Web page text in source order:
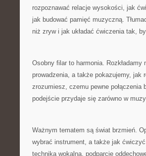
rozpoznawać relacje wysokości, jak
jak budować pamięć muzyczną.
niż zryw i jak układać ćwiczenia tak,
Osobny filar to harmonia.
prowadzenia, a także pokazujemy, jak
zrozumiesz, czemu pewne
podejście przydaje się zarówno w
Ważnym tematem są świat brzmień.
wybrać instrument, a także jak
technika wokalna, podparcie